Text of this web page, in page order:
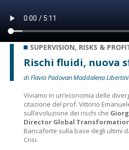
SUPERVISION, RISKS &
Rischi fluidi, nuova
di Flavio Padovan Maddalena Libertini
Viviamo in un’economia delle
citazione del prof. Vittorio
sull’evoluzione dei rischi che
Director Global Transformation
Bancaforte sulla base degli ultimi
Crisi.